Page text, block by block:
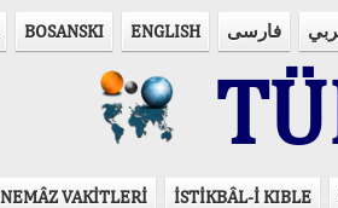
BOSANSKI ENGLISH فارسی
NEMÂZ VAKİTLERİ İSTİKBÂL-İ KIBLE